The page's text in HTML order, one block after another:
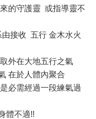
的守護靈 或指導靈不
由接收 五行 金木水火
外在大地五行之氣
在於人體內聚合
必需經過一段練氣過
體不適!!